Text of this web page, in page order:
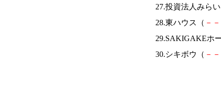
27.投資法人みら
28.東ハウス（ － －
29.SAKIGAKEホ
30.シキボウ（ － －